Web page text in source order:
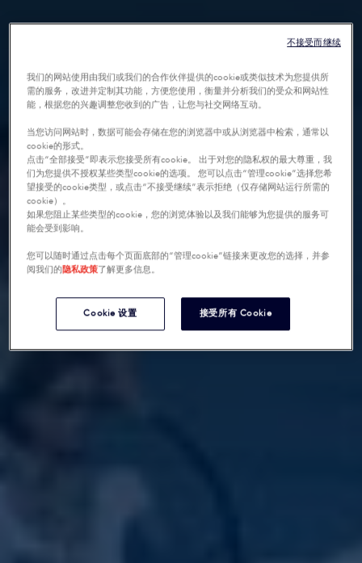
我们的网站使用由我们或我们的合作伙伴提供的cookie或类似技术为您提供所
需的服务，改进并定制其功能，方便您使用，衡量并分析我们的受众和网站性
能，根据您的兴趣调整您收到的广告，让您与社交网络互动。
当您访问网站时，数据可能会存储在您的浏览器中或从浏览器中检索，通常以
cookie的形式。
点击“全部接受”即表示您接受所有cookie。 出于对您的隐私权的最大尊重，我
们为您提供不授权某些类型cookie的选项。 您可以点击“管理cookie”选择您希
望接受的cookie类型，或点击“不接受继续”表示拒绝（仅存储网站运行所需的
cookie）。
如果您阻止某些类型的cookie，您的浏览体验以及我们能够为您提供的服务可
能会受到影响。
您可以随时通过点击每个页面底部的“管理cookie”链接来更改您的选择，并参
阅我们的 隐私政策了解更多信息。
Cookie 设置 接受所有 Cookie
不接受而继续